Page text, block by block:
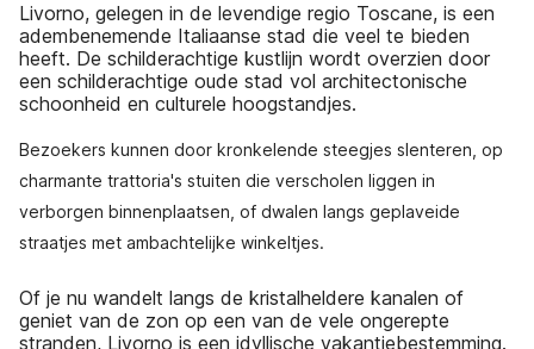
Livorno, gelegen in de levendige regio Toscane, is een
adembenemende Italiaanse stad die veel te bieden
heeft. De schilderachtige kustlijn wordt overzien door
een schilderachtige oude stad vol architectonische
schoonheid en culturele hoogstandjes.
Bezoekers kunnen door kronkelende steegjes slenteren, op
charmante trattoria's stuiten die verscholen liggen in
verborgen binnenplaatsen, of dwalen langs geplaveide
straatjes met ambachtelijke winkeltjes.
Of je nu wandelt langs de kristalheldere kanalen of
geniet van de zon op een van de vele ongerepte
stranden, Livorno is een idyllische vakantiebestemming.